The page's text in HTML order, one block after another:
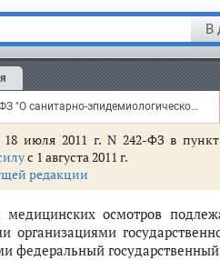
В
Федеральный закон от 30 марта 1999 г. N 52-ФЗ "О санитарно-эпидемиологическом благополучии населения"
и юридические
медицинских осмотров
от прохождения
июля 2011 г. N 242-ФЗ в пункт
с 1 августа 2011 г.
редакции
осмотров
организациями
федеральный